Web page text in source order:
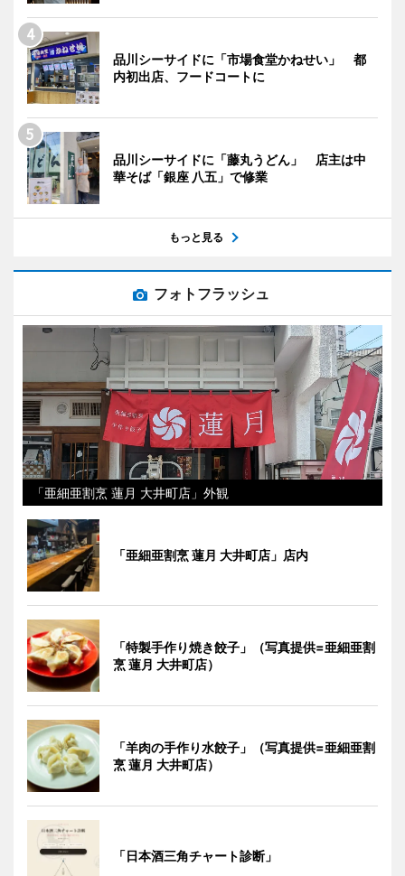
品川シーサイドに「市場食堂かねせい」 都
内初出店、フードコートに
品川シーサイドに「藤丸うどん」 店主は中
華そば「銀座 八五」で修業
もっと見る
フォトフラッシュ
「亜細亜割烹 蓮月 大井町店」外観
「亜細亜割烹 蓮月 大井町店」店内
「特製手作り焼き餃子」（写真提供=亜細亜割
烹 蓮月 大井町店）
「羊肉の手作り水餃子」（写真提供=亜細亜割
烹 蓮月 大井町店）
「日本酒三角チャート診断」